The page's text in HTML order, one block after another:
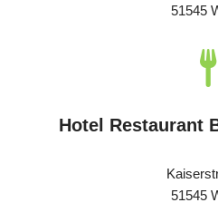
51545
Hotel Restaurant
51545